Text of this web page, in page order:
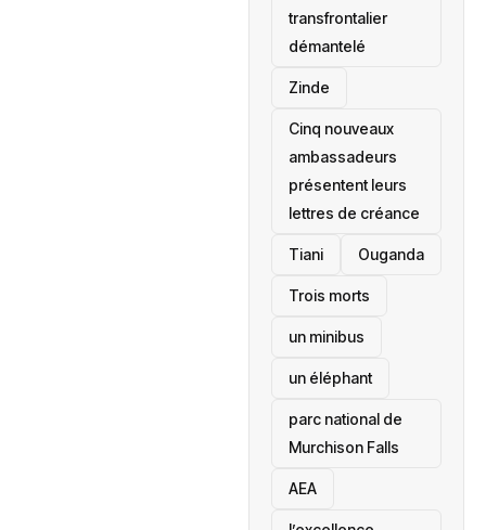
transfrontalier
démantelé
Zinde
Cinq nouveaux
ambassadeurs
présentent leurs
lettres de créance
Tiani ‎Ouganda
Trois morts
un minibus
un éléphant
parc national de
Murchison Falls
AEA